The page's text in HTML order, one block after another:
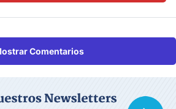
Comentarios